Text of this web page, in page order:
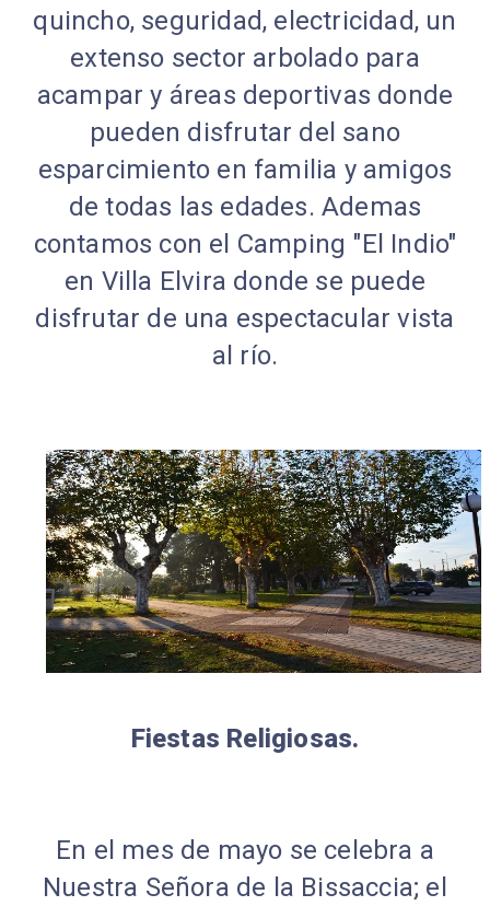
quincho, seguridad, electricidad, un
extenso sector arbolado para
acampar y áreas deportivas donde
pueden disfrutar del sano
esparcimiento en familia y amigos
de todas las edades. Ademas
contamos con el Camping "El Indio"
en Villa Elvira donde se puede
disfrutar de una espectacular vista
al río.
Fiestas Religiosas.
En el mes de mayo se celebra a
Nuestra Señora de la Bissaccia; el